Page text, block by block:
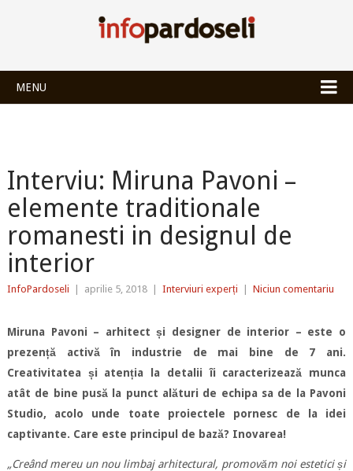
MENU
Interviu: Miruna Pavoni –
elemente traditionale
romanesti in designul de
interior
InfoPardoseli aprilie 5, 2018 Interviuri experți Niciun comentariu
Miruna Pavoni – arhitect și designer de interior – este o
prezență activă în industrie de mai bine de 7 ani.
Creativitatea și atenția la detalii îi caracterizează munca
atât de bine pusă la punct alături de echipa sa de la Pavoni
Studio, acolo unde toate proiectele pornesc de la idei
captivante. Care este principul de bază? Inovarea!
„Creând mereu un nou limbaj arhitectural, promovăm noi estetici și